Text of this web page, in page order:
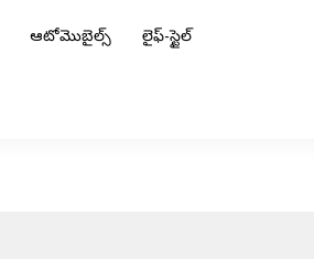
ఆటోమొబైల్స్ లైఫ్-స్టైల్